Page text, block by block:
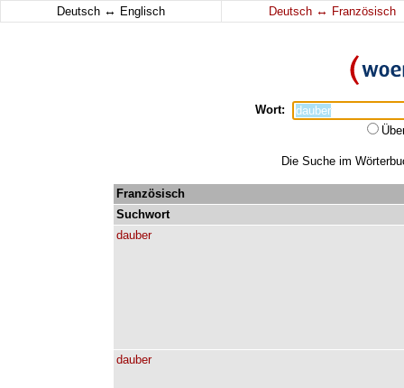
Deutsch ↔ Englisch Deutsch ↔ Französisch
Wort:
Die Suche im
Französisch
Suchwort
dauber
dauber